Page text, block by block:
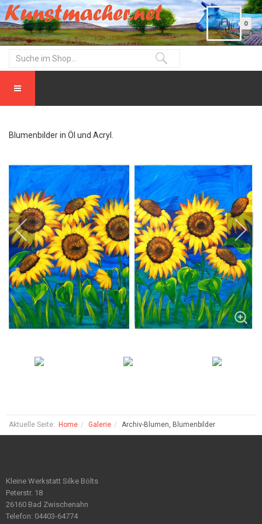
0
Blumenbilder in Öl und Acryl.
Aktuelle Seite: Home Galerie Archiv-Blumen, Blumenbilder
Kleine Werkstatt Silke Bölts
Peterstr. 18
26160 Bad Zwischenahn
Telefon: 04403-64774